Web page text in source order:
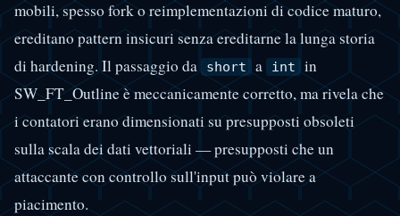
mobili, spesso fork o reimplementazioni di codice maturo,
ereditano pattern insicuri senza ereditarne la lunga storia
di hardening. Il passaggio da
short a int
in
SW_FT_Outline è meccanicamente corretto, ma rivela che
i contatori erano dimensionati su presupposti obsoleti
sulla scala dei dati vettoriali — presupposti che un
attaccante con controllo sull'input può violare a
piacimento.